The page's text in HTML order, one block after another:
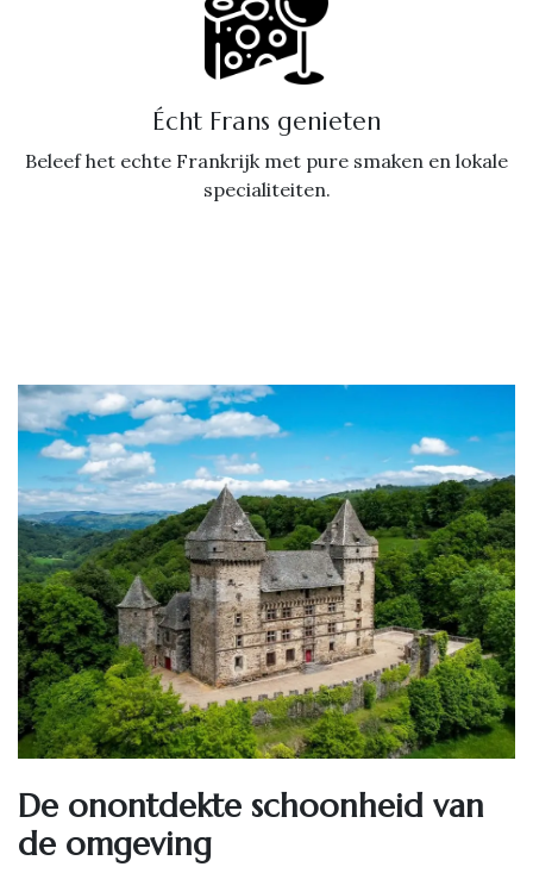
Écht Frans genieten
Beleef het echte Frankrijk met pure smaken en lokale
specialiteiten.
De onontdekte schoonheid van
de omgeving